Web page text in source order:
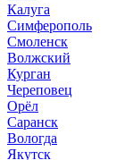
Калуга
Симферополь
Смоленск
Волжский
Курган
Череповец
Орёл
Саранск
Вологда
Якутск